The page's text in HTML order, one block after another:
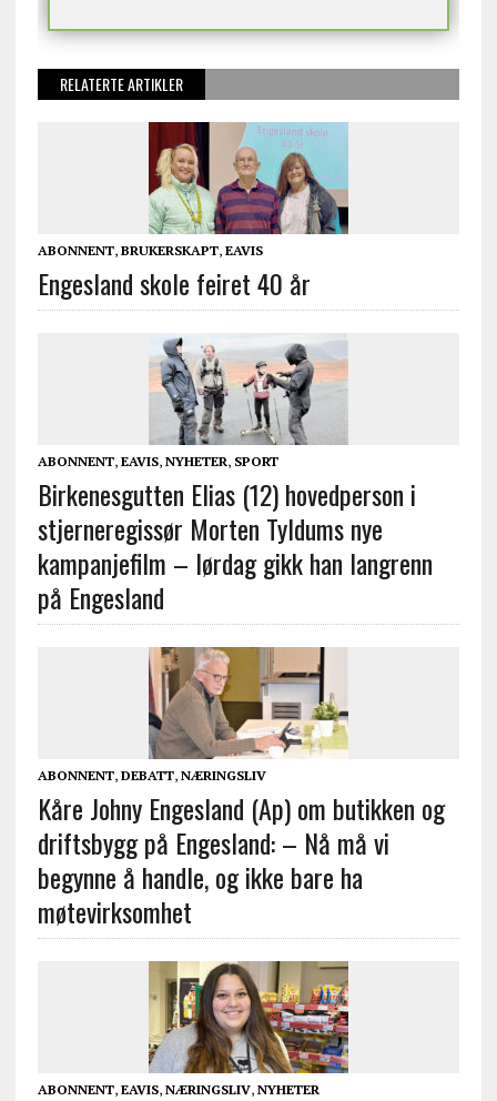
RELATERTE ARTIKLER
ABONNENT, BRUKERSKAPT, EAVIS
Engesland skole feiret 40 år
ABONNENT, EAVIS, NYHETER, SPORT
Birkenesgutten Elias (12) hovedperson i
stjerneregissør Morten Tyldums nye
kampanjefilm – lørdag gikk han langrenn
på Engesland
ABONNENT, DEBATT, NÆRINGSLIV
Kåre Johny Engesland (Ap) om butikken og
driftsbygg på Engesland: – Nå må vi
begynne å handle, og ikke bare ha
møtevirksomhet
ABONNENT, EAVIS, NÆRINGSLIV, NYHETER